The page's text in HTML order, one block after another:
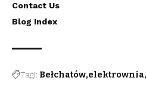
Contact Us
Blog Index
Tagi: Bełchatów elektrownia